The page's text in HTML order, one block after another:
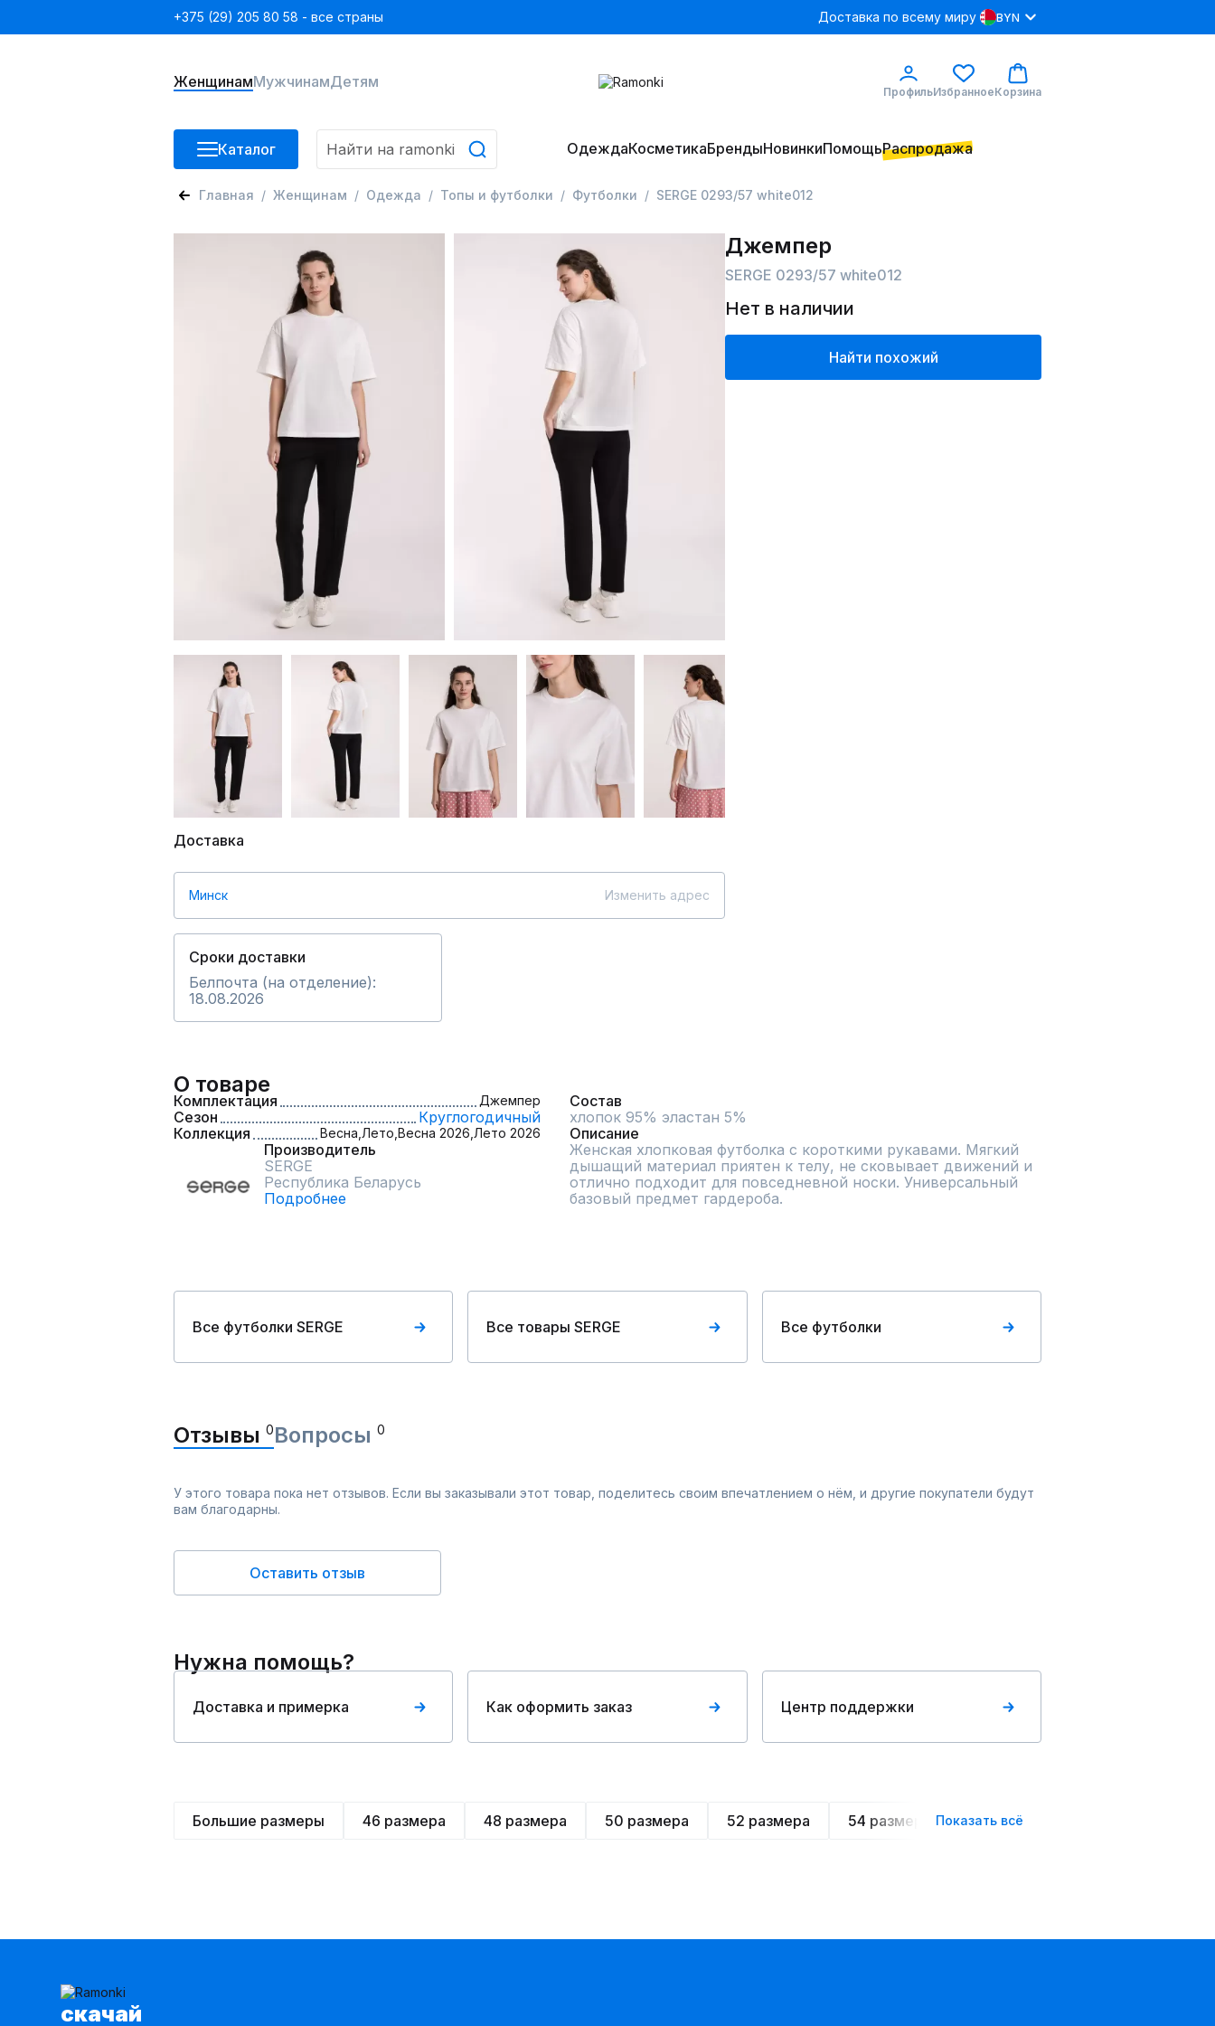
+375 (29) 205 80 58 - все страны Доставка по всему миру BYN
ЖенщинамМужчинамДетям
ПрофильИзбранноеКорзина
Каталог ОдеждаКосметикаБрендыНовинкиПомощьРаспродажа
Главная Женщинам Одежда Топы и футболки Футболки SERGE 0293/57 white012
Доставка
Минск Изменить адрес
Сроки доставки
Белпочта (на отделение):
18.08.2026
Джемпер
SERGE 0293/57 white012
Нет в наличии
Найти похожий
О товаре
Комплектация Джемпер
Сезон
Круглогодичный
Коллекция
Весна, Лето, Весна 2026, Лето 2026
Производитель
SERGE
Республика Беларусь
Подробнее
Состав
хлопок 95% эластан 5%
Описание
Женская хлопковая футболка с короткими рукавами. Мягкий
дышащий материал приятен к телу, не сковывает движений и
отлично подходит для повседневной носки. Универсальный
базовый предмет гардероба.
Все футболки SERGE Все товары SERGE Все футболки
Отзывы 0Вопросы 0
У этого товара пока нет отзывов. Если вы заказывали этот товар, поделитесь своим впечатлением о нём, и другие покупатели будут
вам благодарны.
Оставить отзыв
Нужна помощь?
Доставка и примерка Как оформить заказ Центр поддержки
Большие размеры 46 размера 48 размера 50 размера 52 размера 54 размера Летние
Показать всё
cкачай